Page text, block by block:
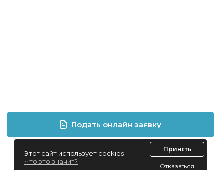
Этот сайт использует cookies
Что это значит?
Принять
Отказаться
Подать онлайн заявку